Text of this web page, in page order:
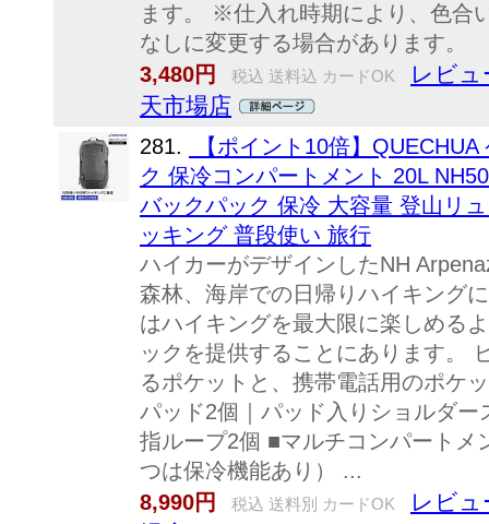
ます。 ※仕入れ時期により、色合
なしに変更する場合があります。
3,480円
税込 送料込 カードOK
レビュ
天市場店
281.
【ポイント10倍】
ク 保冷コンパートメント 20L
バックパック 保冷 大容量 登山リ
ッキング 普段使い 旅行
ハイカーがデザインしたNH
森林、海岸での日帰りハイキング
はハイキングを最大限に楽しめる
ックを提供することにあります。
るポケットと、携帯電話用のポケ
パッド2個｜パッド入りショルダ
指ループ2個 ■マルチコンパートメ
つは保冷機能あり） ...
8,990円
税込 送料別 カードOK
レビュ